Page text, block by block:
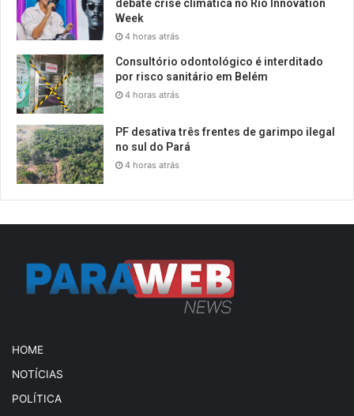
debate crise climática no Rio Innovation
Week
4 horas atrás
Consultório odontológico é interditado
por risco sanitário em Belém
4 horas atrás
PF desativa três frentes de garimpo ilegal
no sul do Pará
4 horas atrás
HOME
NOTÍCIAS
POLÍTICA